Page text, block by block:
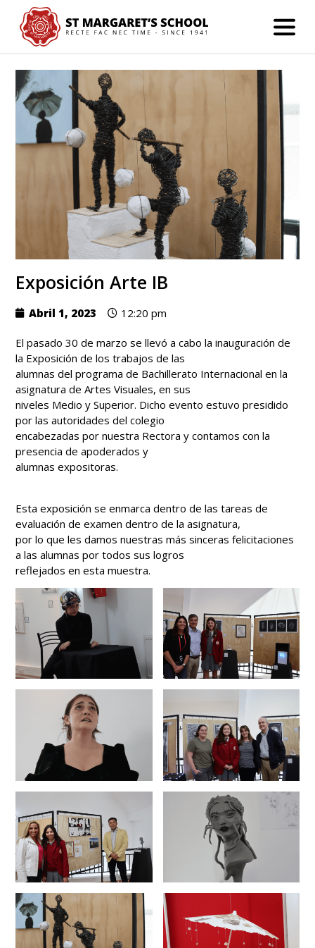
Exposición Arte IB
Abril 1, 2023 12:20 pm
El pasado 30 de marzo se llevó a cabo la inauguración de
la Exposición de los trabajos de las
alumnas del programa de Bachillerato Internacional en la
asignatura de Artes Visuales, en sus
niveles Medio y Superior. Dicho evento estuvo presidido
por las autoridades del colegio
encabezadas por nuestra Rectora y contamos con la
presencia de apoderados y
alumnas expositoras.
Esta exposición se enmarca dentro de las tareas de
evaluación de examen dentro de la asignatura,
por lo que les damos nuestras más sinceras felicitaciones
a las alumnas por todos sus logros
reflejados en esta muestra.